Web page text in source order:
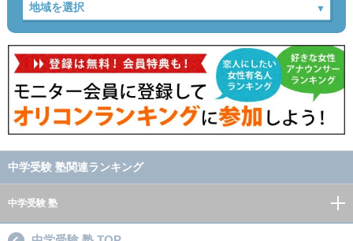
中学受験 塾関連ランキング
中学受験 塾